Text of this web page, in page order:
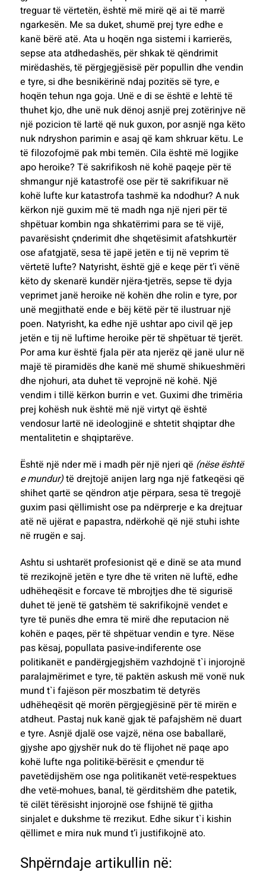
treguar të vërtetën, është më mirë që ai të marrë
ngarkesën. Me sa duket, shumë prej tyre edhe e
kanë bërë atë. Ata u hoqën nga sistemi i karrierës,
sepse ata atdhedashës, për shkak të qëndrimit
mirëdashës, të përgjegjësisë për popullin dhe vendin
e tyre, si dhe besnikërinë ndaj pozitës së tyre, e
hoqën tehun nga goja. Unë e di se është e lehtë të
thuhet kjo, dhe unë nuk dënoj asnjë prej zotërinjve në
një pozicion të lartë që nuk guxon, por asnjë nga këto
nuk ndryshon parimin e asaj që kam shkruar këtu. Le
të filozofojmë pak mbi temën. Cila është më logjike
apo heroike? Të sakrifikosh në kohë paqeje për të
shmangur një katastrofë ose për të sakrifikuar në
kohë lufte kur katastrofa tashmë ka ndodhur? A nuk
kërkon një guxim më të madh nga një njeri për të
shpëtuar kombin nga shkatërrimi para se të vijë,
pavarësisht çnderimit dhe shqetësimit afatshkurtër
ose afatgjatë, sesa të japë jetën e tij në veprim të
vërtetë lufte? Natyrisht, është gjë e keqe për t’i vënë
këto dy skenarë kundër njëra-tjetrës, sepse të dyja
veprimet janë heroike në kohën dhe rolin e tyre, por
unë megjithatë ende e bëj këtë për të ilustruar një
poen. Natyrisht, ka edhe një ushtar apo civil që jep
jetën e tij në luftime heroike për të shpëtuar të tjerët.
Por ama kur është fjala për ata njerëz që janë ulur në
majë të piramidës dhe kanë më shumë shikueshmëri
dhe njohuri, ata duhet të veprojnë në kohë. Një
vendim i tillë kërkon burrin e vet. Guximi dhe trimëria
prej kohësh nuk është më një virtyt që është
vendosur lartë në ideologjinë e shtetit shqiptar dhe
mentalitetin e shqiptarëve.
Është një nder më i madh për një njeri që (nëse është
e mundur)të drejtojë anijen larg nga një fatkeqësi që
shihet qartë se qëndron atje përpara,sesa të tregojë
guxim pasi qëllimisht ose pa ndërprerje e ka drejtuar
atë në ujërat e papastra, ndërkohë që një stuhi ishte
në rrugën e saj.
Ashtu si ushtarët profesionist që e dinë se ata mund
të rrezikojnë jetën e tyre dhe të vriten në luftë, edhe
udhëheqësit e forcave të mbrojtjes dhe të sigurisë
duhet të jenë të gatshëm të sakrifikojnë vendet e
tyre të punës dhe emra të mirë dhe reputacion në
kohën e paqes, për të shpëtuar vendin e tyre. Nëse
pas kësaj, popullata pasive-indiferente ose
politikanët e pandërgjegjshëm vazhdojnë t`i injorojnë
paralajmërimet e tyre, të paktën askush më vonë nuk
mund t`i fajëson për moszbatim të detyrës
udhëheqësit që morën përgjegjësinë për të mirën e
atdheut. Pastaj nuk kanë gjak të pafajshëm në duart
e tyre. Asnjë djalë ose vajzë, nëna ose baballarë,
gjyshe apo gjyshër nuk do të flijohet në paqe apo
kohë lufte nga politikë-bërësit e çmendur të
pavetëdijshëm ose nga politikanët vetë-respektues
dhe vetë-mohues, banal, të gërditshëm dhe patetik,
të cilët tërësisht injorojnë ose fshijnë të gjitha
sinjalet e dukshme të rrezikut. Edhe sikur t`i kishin
qëllimet e mira nuk mund t’i justifikojnë ato.
Shpërndaje artikullin në: